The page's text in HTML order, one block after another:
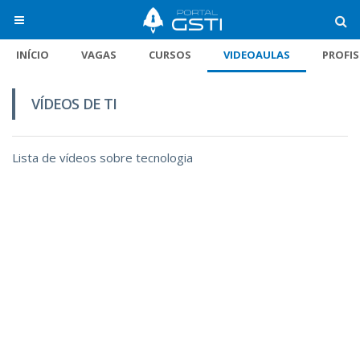
INÍCIO VAGAS CURSOS VIDEOAULAS
VÍDEOS DE TI
Lista de vídeos sobre tecnologia